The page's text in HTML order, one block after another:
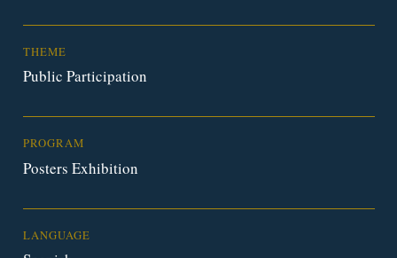
THEME
Public Participation
PROGRAM
Posters Exhibition
LANGUAGE